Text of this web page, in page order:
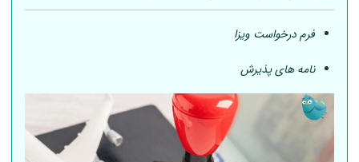
فرم درخواست ویزا
نامه های پذیرش